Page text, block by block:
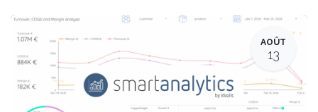
AOÛT
13